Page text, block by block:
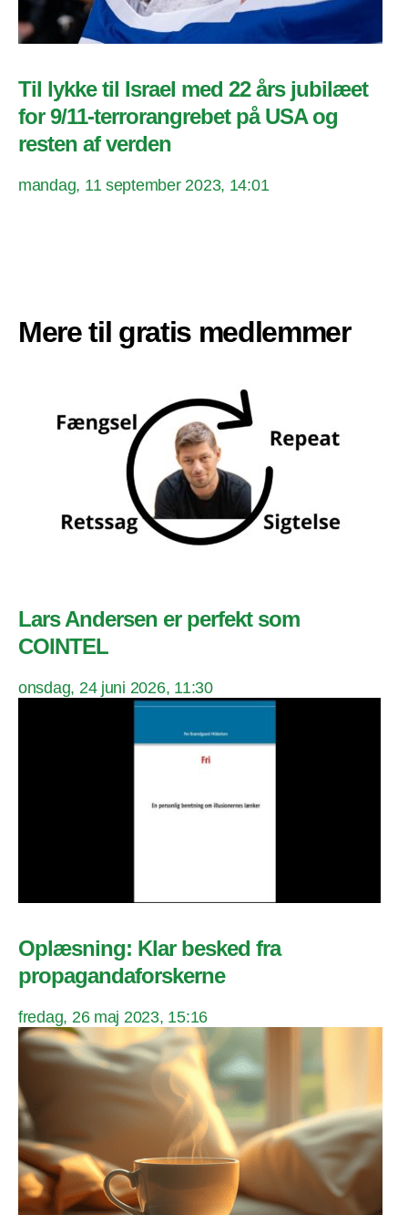
Til lykke til Israel med 22 års jubilæet
for 9/11-terrorangrebet på USA og
resten af verden
mandag, 11 september 2023, 14:01
Mere til gratis medlemmer
Lars Andersen er perfekt som
COINTEL
onsdag, 24 juni 2026, 11:30
Oplæsning: Klar besked fra
propagandaforskerne
fredag, 26 maj 2023, 15:16